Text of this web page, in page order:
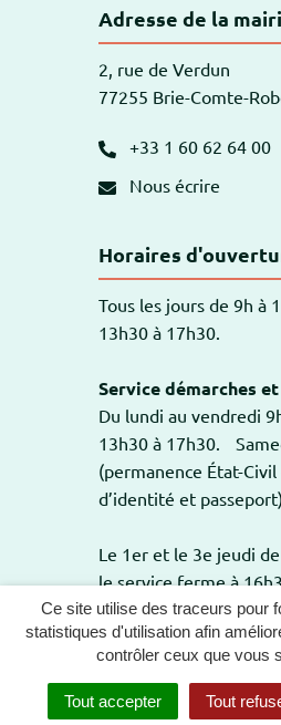
Ce site utilise des traceurs pour
statistiques d'utilisation afin
contrôler ceux que vous
Tout accepter Tout
Adresse de la
2, rue de Verdun
77255 Brie-Comte-
+33 1 60 62 64 00
Nous écrire
Horaires
Tous les jours de 9h à
13h30 à 17h30.
Service démarches
Du lundi au vendredi
13h30 à 17h30.
(permanence État-Civil
d’identité et passeport).
Le 1er et le 3e jeudi
le service ferme à
GESTION DES
PLAN DU
MENTIONS